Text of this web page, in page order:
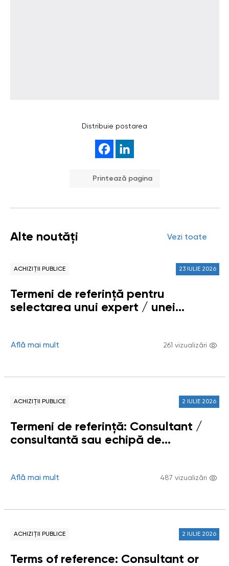
Distribuie postarea
Printează pagina
Alte noutăți Vezi toate
ACHIZIȚII PUBLICE 23 IULIE 2026
Termeni de referință pentru
selectarea unui expert / unei
pentru elaborarea Raportului
dreptului copiilor la un mediu curat,
Moldova”
Află mai mult 261 vizualizări
ACHIZIȚII PUBLICE 2 IULIE 2026
Termeni de referință: Consultant /
consultantă sau echipă de
Grupului de lucru privind impactul
omului
Află mai mult 487 vizualizări
ACHIZIȚII PUBLICE 2 IULIE 2026
Terms of reference: Consultant or